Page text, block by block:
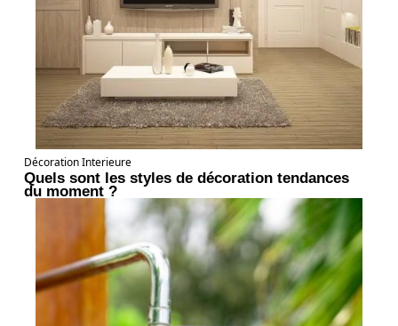
Décoration Interieure
Quels sont les styles de décoration tendances
du moment ?